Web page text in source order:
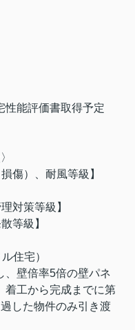
性能評価書取得予定
傷）、耐風等級】
対策等級】
等級】
住宅）
、壁倍率5倍の壁パネ
着工から完成までに第
した物件のみ引き渡